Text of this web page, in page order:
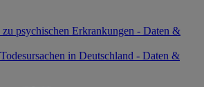
zu psychischen Erkrankungen - Daten &
in Deutschland - Daten &